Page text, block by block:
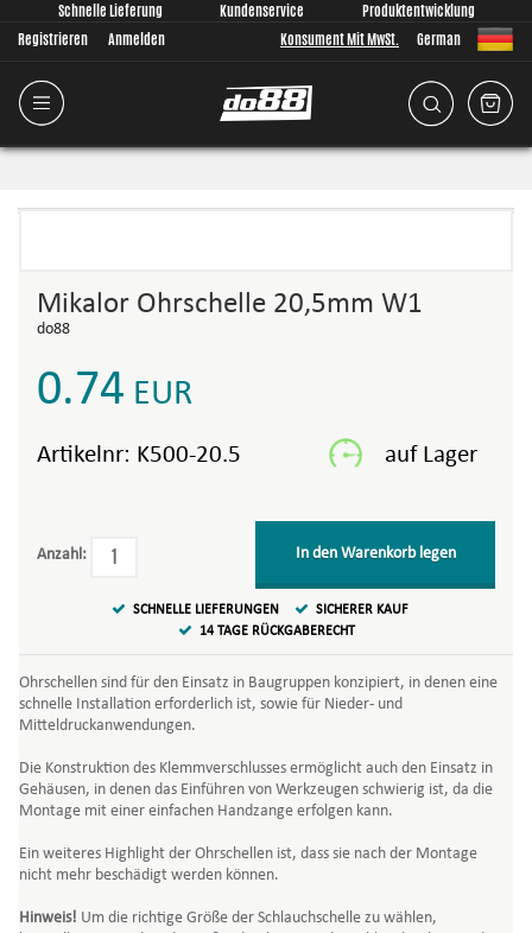
Schnelle Lieferung Kundenservice
Produktentwicklung
Registrieren
Anmelden Konsument Mit MwSt. German
Mikalor Ohrschelle 20,5mm W1
do88
0.74 EUR
Artikelnr: K500-20.5
Anzahl: In den Warenkorb legen
SCHNELLE LIEFERUNGEN
SICHERER KAUF
14 TAGE RÜCKGABERECHT
Ohrschellen sind für den Einsatz in Baugruppen konzipiert, in denen eine
schnelle Installation erforderlich ist, sowie für Nieder- und
Mitteldruckanwendungen.
Die Konstruktion des Klemmverschlusses ermöglicht auch den Einsatz in
Gehäusen, in denen das Einführen von Werkzeugen schwierig ist, da die
Montage mit einer einfachen Handzange erfolgen kann.
Ein weiteres Highlight der Ohrschellen ist, dass sie nach der Montage
nicht mehr beschädigt werden können.
Hinweis! Um die richtige Größe der Schlauchschelle zu wählen,